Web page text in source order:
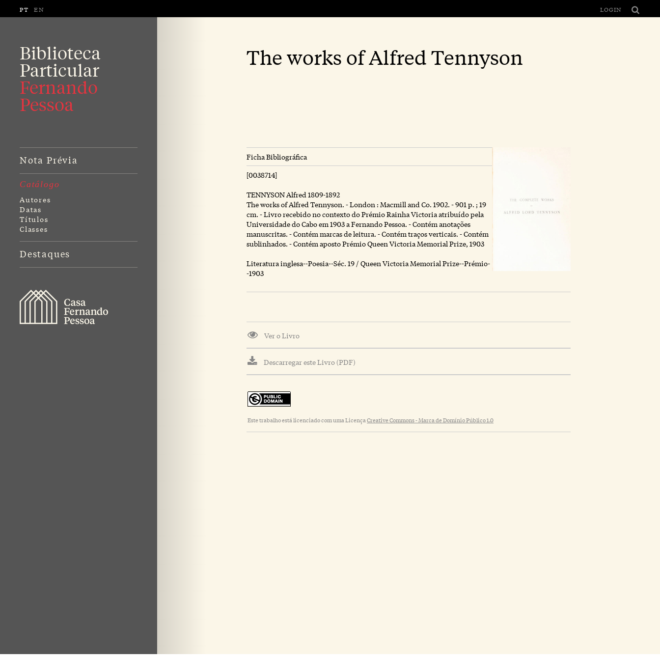
PT EN LOGIN
Biblioteca
Particular
Fernando
Pessoa
Nota Prévia
Catálogo
Autores
Datas
Títulos
Classes
Destaques
The works of Alfred Tennyson
Ficha Bibliográfica
[0038714]
TENNYSON Alfred 1809-1892
The works of Alfred Tennyson. - London : Macmill and Co. 1902. - 901 p. ; 19
cm. - Livro recebido no contexto do Prémio Rainha Victoria atribuído pela
Universidade do Cabo em 1903 a Fernando Pessoa. - Contém anotações
manuscritas. - Contém marcas de leitura. - Contém traços verticais. - Contém
sublinhados. - Contém aposto Prémio Queen Victoria Memorial Prize, 1903
Literatura inglesa--Poesia--Séc. 19 / Queen Victoria Memorial Prize--Prémio-
-1903
Ver o Livro
Descarregar este Livro (PDF)
Este trabalho está licenciado com uma LicençaCreative Commons - Marca de Domínio Público 1.0